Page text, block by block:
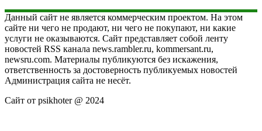
Данный сайт не является коммерческим проектом. На этом
сайте ни чего не продают, ни чего не покупают, ни какие
услуги не оказываются. Сайт представляет собой ленту
новостей RSS канала news.rambler.ru, kommersant.ru,
newsru.com. Материалы публикуются без искажения,
ответственность за достоверность публикуемых новостей
Администрация сайта не несёт.
Сайт от psikhoter @ 2024